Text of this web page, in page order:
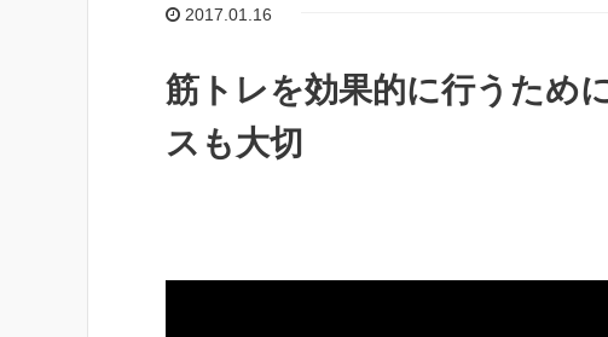
2017.01.16
筋トレを効果的に行うため
スも大切